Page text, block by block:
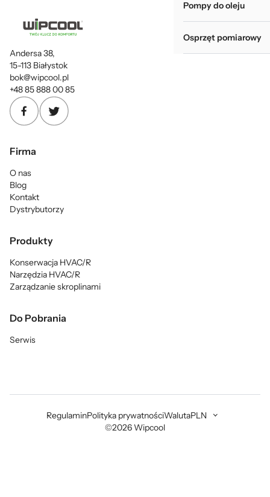
Pompy do oleju
Osprzęt pomiarowy
Andersa 38,
15-113 Białystok
bok@wipcool.pl
+48 85 888 00 85
Firma
O nas
Blog
Kontakt
Dystrybutorzy
Produkty
Konserwacja HVAC/R
Narzędzia HVAC/R
Zarządzanie skroplinami
Do Pobrania
Serwis
©2026 Wipcool
RegulaminPolityka prywatnościWalutaPLN